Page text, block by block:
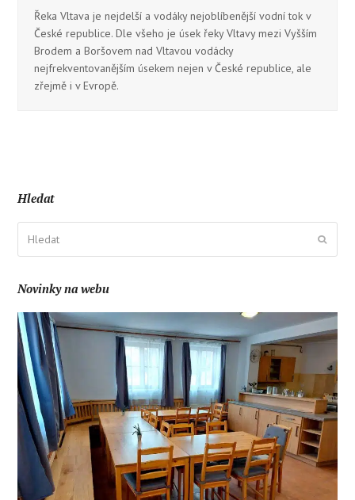
Řeka Vltava je nejdelší a vodáky nejoblíbenější vodní tok v
České republice. Dle všeho je úsek řeky Vltavy mezi Vyšším
Brodem a Boršovem nad Vltavou vodácky
nejfrekventovanějším úsekem nejen v České republice, ale
zřejmě i v Evropě.
Hledat
Novinky na webu